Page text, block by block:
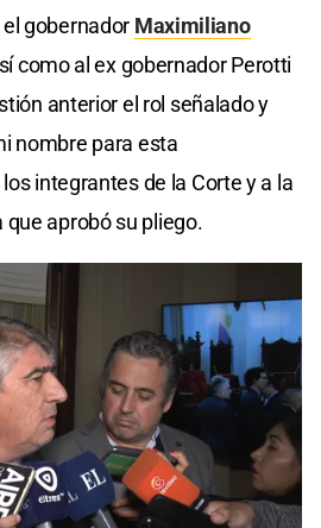
gobernador Maximiliano
como al ex gobernador Perotti
anterior el rol señalado y
nombre para esta
integrantes de la Corte y a la
aprobó su pliego.